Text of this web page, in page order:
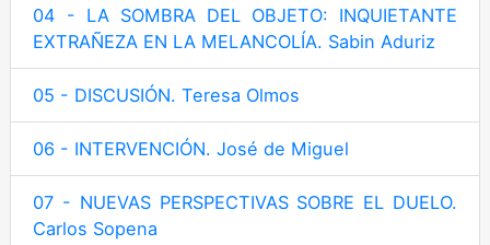
04 - LA SOMBRA DEL OBJETO: INQUIETANTE
EXTRAÑEZA EN LA MELANCOLÍA. Sabin Aduriz
05 - DISCUSIÓN. Teresa Olmos
06 - INTERVENCIÓN. José de Miguel
07 - NUEVAS PERSPECTIVAS SOBRE EL DUELO.
Carlos Sopena